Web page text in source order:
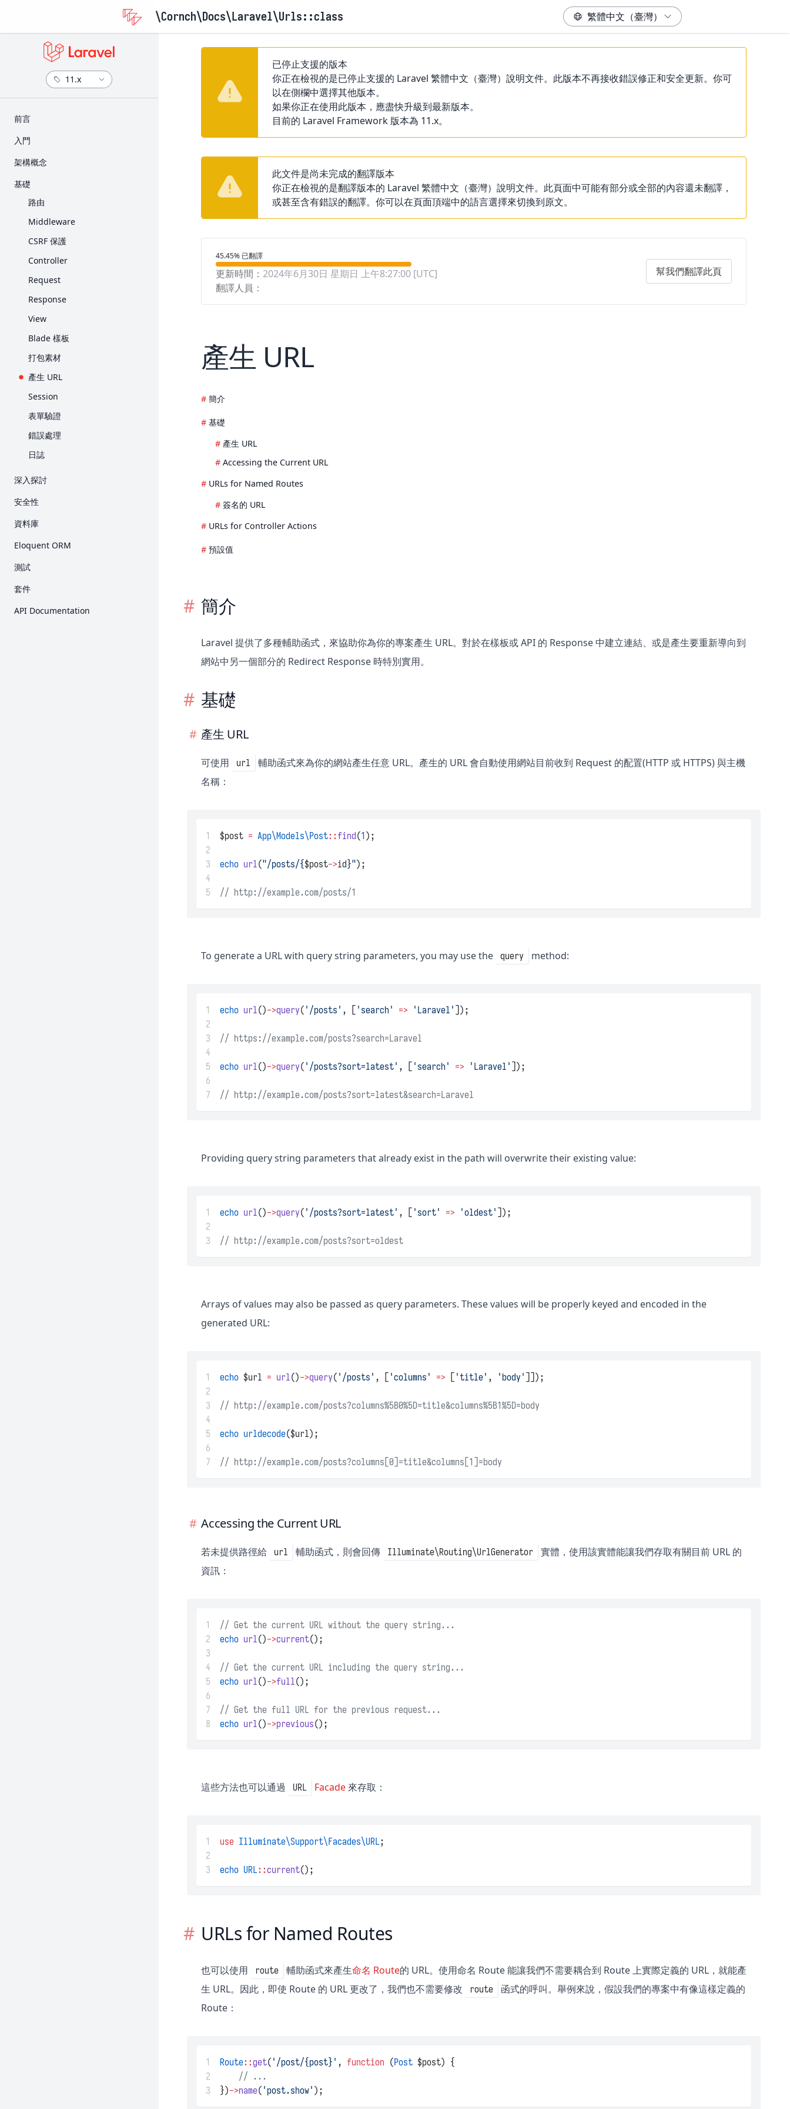
\Cornch\Docs\Laravel\Urls::class
​前言
版本資訊
入門
安裝
架構概念
Request 的生命週期
Service Container
Service Provider
Facade
基礎
路由
Middleware
CSRF 保護
Controller
Request
Response
View
Blade 樣板
打包素材
產生 URL
Session
表單驗證
錯誤處理
日誌
深入探討
Artisan 主控台
Collection
Concurrency
Context
Contract
安全性
身份驗證
重設密碼
資料庫
Seed
Eloquent ORM
入門
測試
套件
API Documentation
已停止支援的版本
你正在檢視的是已停止支援的 Laravel 繁體中文（臺灣）說明文件。此版本不再接收錯誤修正和安全更新。你可
以在側欄中選擇其他版本。
如果你正在使用此版本，應盡快升級到最新版本。
目前的 Laravel Framework 版本為 11.x。
此文件是尚未完成的翻譯版本
你正在檢視的是翻譯版本的 Laravel 繁體中文（臺灣）說明文件。此頁面中可能有部分或全部的內容還未翻譯，
或甚至含有錯誤的翻譯。你可以在頁面頂端中的語言選擇來切換到原文。
翻譯進度
45.45% 已翻譯
更新時間： 2024年6月30日 星期日 上午8:27:00 [UTC]
翻譯人員：
幫我們翻譯此頁
產生 URL
簡介
基礎
產生 URL
Accessing the Current URL
URLs for Named Routes
簽名的 URL
URLs for Controller Actions
預設值
簡介
Laravel 提供了多種輔助函式，來協助你為你的專案產生 URL。對於在樣板或 API 的 Response 中建立連結、或是產生要重新導向到
網站中另一個部分的 Redirect Response 時特別實用。
基礎
產生 URL
可使用 url
輔助函式來為你的網站產生任意 URL。產生的 URL 會自動使用網站目前收到 Request 的配置(HTTP 或 HTTPS) 與主機
名稱：
1 $post = App\Models\Post::find(1);
2
3
echo url("/posts/{$post->id}");
4
5
// http://example.com/posts/1
To generate a URL with query string parameters, you may use the query method:
1 echo url()->query( '/posts' , [ 'search' => 'Laravel' ]);
2
3
// https://example.com/posts?search=Laravel
4
5
echo url()->query( '/posts?sort=latest' , [ 'search' => 'Laravel' ]);
6
7
// http://example.com/posts?sort=latest&search=Laravel
Providing query string parameters that already exist in the path will overwrite their existing value:
1 echo url()->query( '/posts?sort=latest' , [ 'sort' => 'oldest' ]);
2
3
// http://example.com/posts?sort=oldest
Arrays of values may also be passed as query parameters. These values will be properly keyed and encoded in the
generated URL:
1 echo $url = url()->query( '/posts' , [ 'columns' => [ 'title' , 'body' ]]);
2
3
// http://example.com/posts?columns%5B0%5D=title&columns%5B1%5D=body
4
5
echo urldecode($url);
6
7
// http://example.com/posts?columns[0]=title&columns[1]=body
Accessing the Current URL
若未提供路徑給 url 輔助函式，則會回傳 Illuminate\Routing\UrlGenerator
實體，使用該實體能讓我們存取有關目前 URL 的
資訊：
1
// Get the current URL without the query string...
2
echo url()->current();
3
4
// Get the current URL including the query string...
5
echo url()->full();
6
7
// Get the full URL for the previous request...
8
echo url()->previous();
這些方法也可以通過 URL Facade 來存取：
1 use Illuminate\Support\Facades\URL;
2
3
echo URL::current();
URLs for Named Routes
也可以使用 route 輔助函式來產生命名 Route的 URL。使用命名 Route 能讓我們不需要耦合到 Route 上實際定義的 URL，就能產
生 URL。因此，即使 Route 的 URL 更改了，我們也不需要修改
route
函式的呼叫。舉例來說，假設我們的專案中有像這樣定義的
Route：
1 Route::get( '/post/{post}' , function (Post $post) {
2
// ...
3
})->name( 'post.show' );